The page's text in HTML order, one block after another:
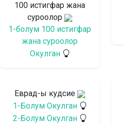
100 истигфар жана
суроолор
1-болум 100 истигфар
жана суроолор
Окулган
Еврад-ы кудсие
1-Болум Окулган
2-Болум Окулган